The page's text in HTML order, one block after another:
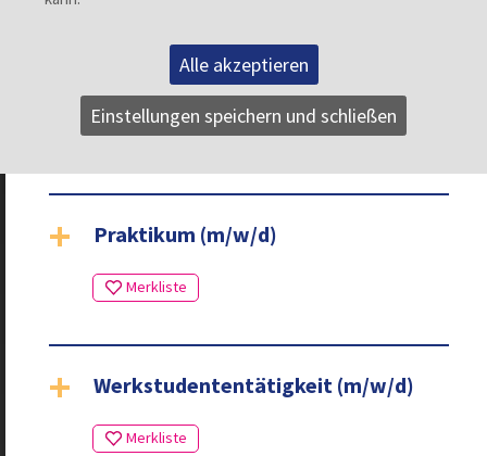
Zurück
zum PDF
Praktikum (m/w/d)
Werkstudententätigkeit (m/w/d)
Alle akzeptieren
Einstellungen speichern und schließen